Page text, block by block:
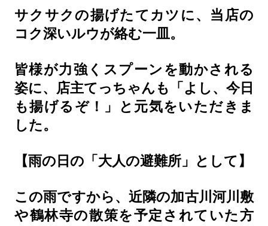
サクサクの揚げたてカツに、当店の
コク深いルウが絡む一皿。
皆様が力強くスプーンを動かされる
姿に、店主てっちゃんも「よし、今日
も揚げるぞ！」と元気をいただきま
した。
【雨の日の「大人の避難所」として】
この雨ですから、近隣の加古川河川敷
や鶴林寺の散策を予定されていた方